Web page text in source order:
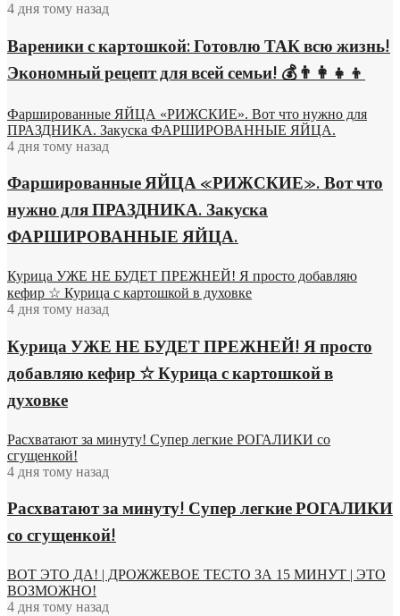
4 дня тому назад
Вареники с картошкой: Готовлю ТАК всю жизнь!
Экономный рецепт для всей семьи! 💰👨👩👧👦
Фаршированные ЯЙЦА «РИЖСКИЕ». Вот что нужно для
ПРАЗДНИКА. Закуска ФАРШИРОВАННЫЕ ЯЙЦА.
4 дня тому назад
Фаршированные ЯЙЦА «РИЖСКИЕ». Вот что
нужно для ПРАЗДНИКА. Закуска
ФАРШИРОВАННЫЕ ЯЙЦА.
Курица УЖЕ НЕ БУДЕТ ПРЕЖНЕЙ! Я просто добавляю
кефир ☆ Курица с картошкой в духовке
4 дня тому назад
Курица УЖЕ НЕ БУДЕТ ПРЕЖНЕЙ! Я просто
добавляю кефир ☆ Курица с картошкой в
духовке
Расхватают за минуту! Супер легкие РОГАЛИКИ со
сгущенкой!
4 дня тому назад
Расхватают за минуту! Супер легкие РОГАЛИКИ
со сгущенкой!
ВОТ ЭТО ДА! | ДРОЖЖЕВОЕ ТЕСТО ЗА 15 МИНУТ | ЭТО
ВОЗМОЖНО!
4 дня тому назад